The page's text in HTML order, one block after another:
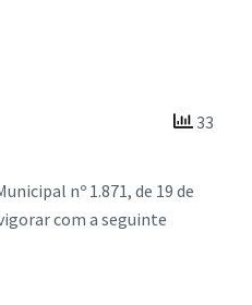
33
nº 1.871, de 19 de
com a seguinte